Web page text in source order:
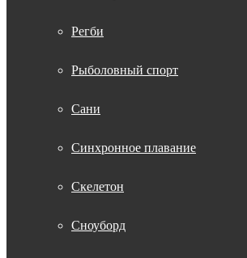
Регби
Рыболовный спорт
Сани
Синхронное плавание
Скелетон
Сноуборд